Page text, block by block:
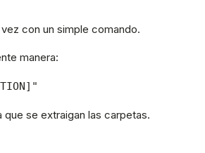
con un simple comando.
manera:
se extraigan las carpetas.